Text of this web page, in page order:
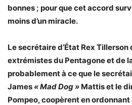
bonnes ; pour que cet accord
moins d’un miracle.
Le secrétaire d’État Rex
extrémistes du Pentagone et de
probablement à ce que le
James «Mad Dog » Mattis et le
Pompeo, coopèrent en ordonnant